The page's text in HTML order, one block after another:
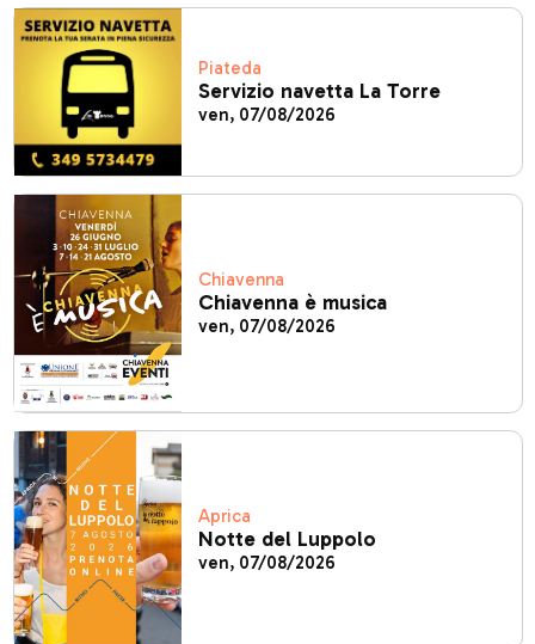
Piateda
Servizio navetta La Torre
ven, 07/08/2026
Chiavenna
Chiavenna è musica
ven, 07/08/2026
Aprica
Notte del Luppolo
ven, 07/08/2026